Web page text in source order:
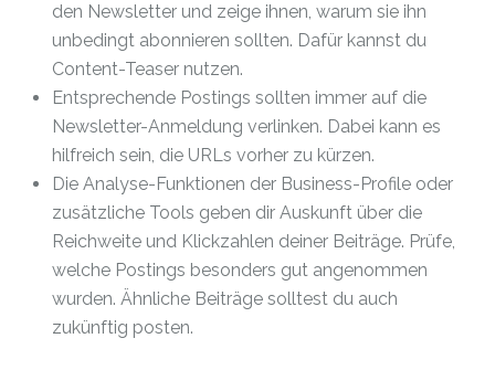
den Newsletter und zeige ihnen, warum sie ihn
unbedingt abonnieren sollten. Dafür kannst du
Content-Teaser nutzen.
Entsprechende Postings sollten immer auf die
Newsletter-Anmeldung verlinken. Dabei kann es
hilfreich sein, die URLs vorher zu kürzen.
Die Analyse-Funktionen der Business-Profile oder
zusätzliche Tools geben dir Auskunft über die
Reichweite und Klickzahlen deiner Beiträge. Prüfe,
welche Postings besonders gut angenommen
wurden. Ähnliche Beiträge solltest du auch
zukünftig posten.